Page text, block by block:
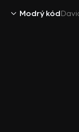
Modrý kód